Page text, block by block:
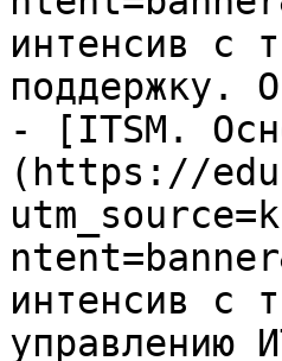
интенсив с
поддержку.
- [ITSM.
(https://
интенсив с
управлению